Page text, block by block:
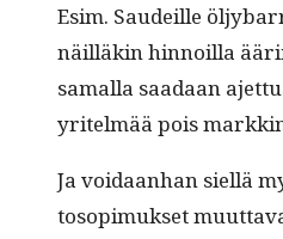
Esim. Saudeille
näil­läkin hin­noil­la
samal­la saadaan
yritelmää pois
Ja voidaan­han siel­lä
tosopimuk­set